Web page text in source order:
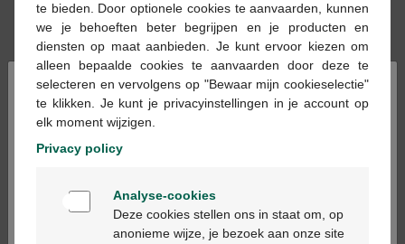
Fortimel PlantBased
Protein 2kcal Saveur
Ananas-Noix de Coco
Complément
Nutritionnel
Dénutrition Bouteilles
13,49 €
Fortimel PlantBased
Protein 2kcal Saveur
Potiron-Carotte-
×
Bienvenue
te bieden. Door optionele cookies te aanvaarden, kunnen
we je behoeften beter begrijpen en je producten en
diensten op maat aanbieden. Je kunt ervoor kiezen om
alleen bepaalde cookies te aanvaarden door deze te
selecteren en vervolgens op "Bewaar mijn cookieselectie"
te klikken. Je kunt je privacyinstellingen in je account op
elk moment wijzigen.
Privacy policy
Analyse-cookies
Deze cookies stellen ons in staat om, op
anonieme wijze, je bezoek aan onze site